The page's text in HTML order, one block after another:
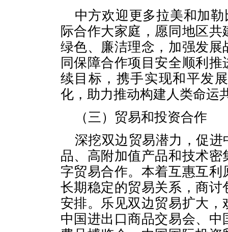
中方欢迎更多拉美和加
际合作大家庭，愿同地区
绿色、廉洁理念，加强发
同保障合作项目安全顺利
续目标，携手实现和平发
化，助力推动构建人类命运
（三）贸易和投资合作
深挖双边贸易潜力，促
品、高附加值产品和技术
字贸易合作。本着互惠互
长期稳定的贸易关系，商
安排。乐见双边贸易扩大
中国进出口商品交易会、